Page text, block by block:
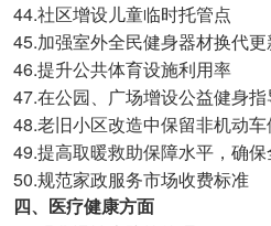
44.社区增设儿童临时托管点
45.加强室外全民健身器材换代更
46.提升公共体育设施利用率
47.在公园、广场增设公益健身指
48.老旧小区改造中保留非机动车
49.提高取暖救助保障水平，确
50.规范家政服务市场收费标准
四、医疗健康方面